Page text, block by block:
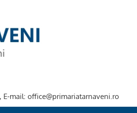
E-mail: office@primariatarnaveni.ro